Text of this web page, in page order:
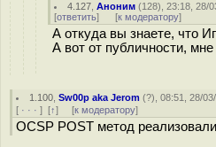
4.127 ,Аноним (128), 23:18, 28/
[ответить] [к модератору]
А откуда вы знаете, что
А вот от публичности,
1.100 ,Sw00p aka Jerom (?), 08:51, 28/
[ · · · ] [↑] [к модератору]
OCSP POST метод